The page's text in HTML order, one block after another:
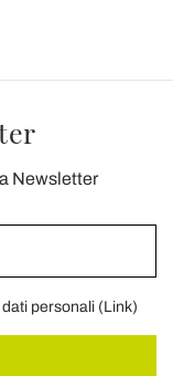
Newsletter
personali (Link)